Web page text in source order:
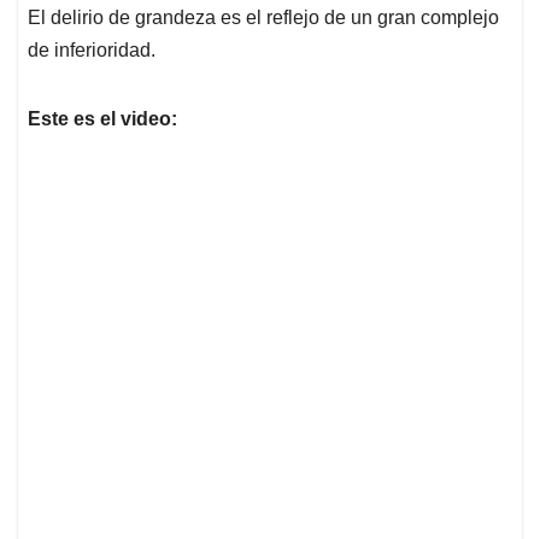
El delirio de grandeza es el reflejo de un gran complejo
de inferioridad.
Este es el video: